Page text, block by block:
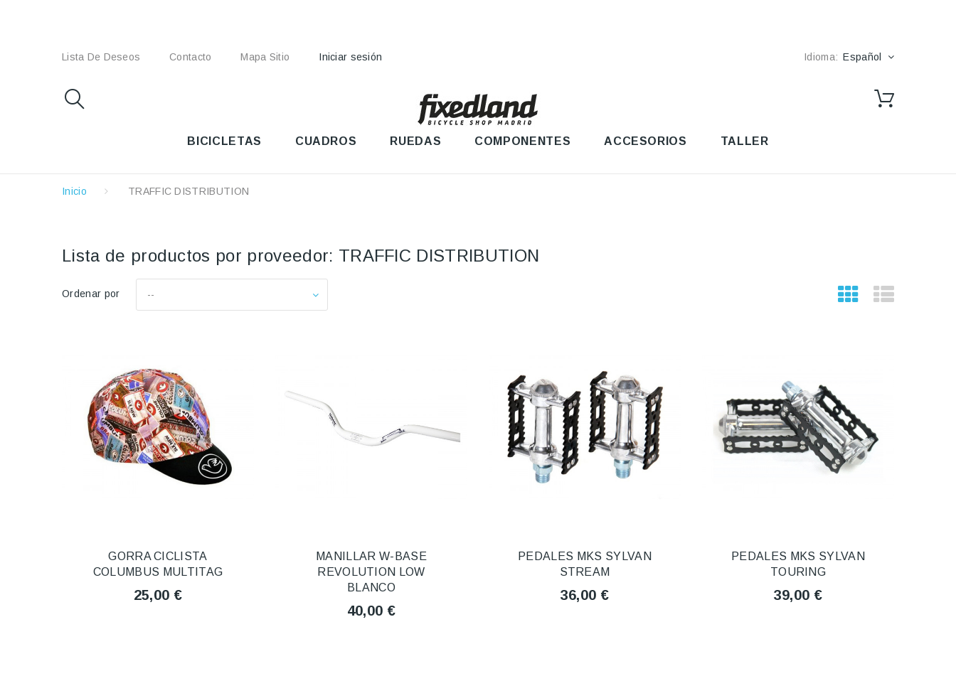
Lista De Deseos Contacto Mapa Sitio Iniciar sesión Idioma: Español
BICICLETAS CUADROS RUEDAS COMPONENTES ACCESORIOS TALLER
Inicio TRAFFIC DISTRIBUTION
Lista de productos por proveedor: TRAFFIC DISTRIBUTION
Ordenar por --
GORRA CICLISTA
COLUMBUS MULTITAG
25,00 €
MANILLAR W-BASE
REVOLUTION LOW
BLANCO
40,00 €
PEDALES MKS SYLVAN
STREAM
36,00 €
PEDALES MKS SYLVAN
TOURING
39,00 €